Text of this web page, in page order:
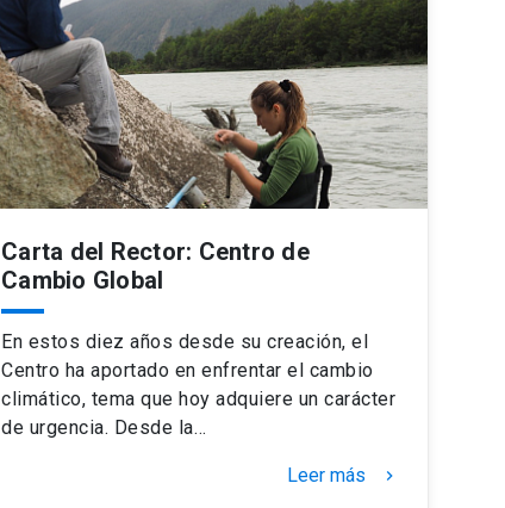
Carta del Rector: Centro de
Cambio Global
En estos diez años desde su creación, el
Centro ha aportado en enfrentar el cambio
climático, tema que hoy adquiere un carácter
de urgencia. Desde la…
Leer más keyboard_arrow_right